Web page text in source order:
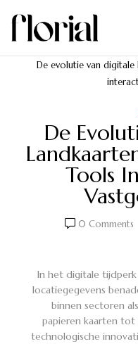
De evolutie van digitale
De
Tools
0 Comments
In het digitale
locatiegegevens
binnen sectoren
papieren kaarten tot
technologische